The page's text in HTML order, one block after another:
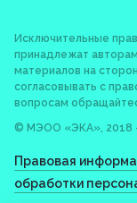
Исключительные
принадлежат
материалов на
согласовывать с
вопросам
© МЭОО «ЭКА», 2018
Правовая
обработки